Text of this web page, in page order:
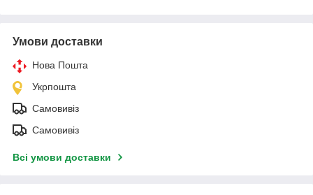
Умови доставки
Нова Пошта
Укрпошта
Самовивіз
Самовивіз
Всі умови доставки